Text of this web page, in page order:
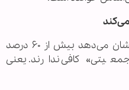
مطالعات دانشگاه تهران (۱۴۰۱) نشان می‌دهد بیش از ۶۰ درصد
کافی ندارند. یعنی